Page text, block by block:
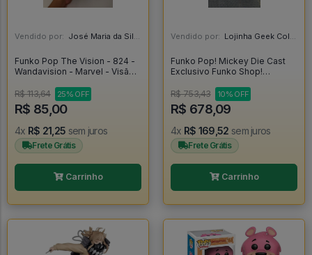
Vendido por: José Maria da Silva Junior - AL
Funko Pop The Vision - 824 -
Wandavision - Marvel - Visão -
#824
R$ 113,64 25% OFF
R$ 85,00
4x R$ 21,25 sem juros
Frete Grátis
Carrinho
Vendido por: Lojinha Geek Colecionáveis - DF
Funko Pop! Mickey Die Cast
Exclusivo Funko Shop!
R$ 753,43
10% OFF
R$ 678,09
4x R$ 169,52 sem juros
Frete Grátis
Carrinho